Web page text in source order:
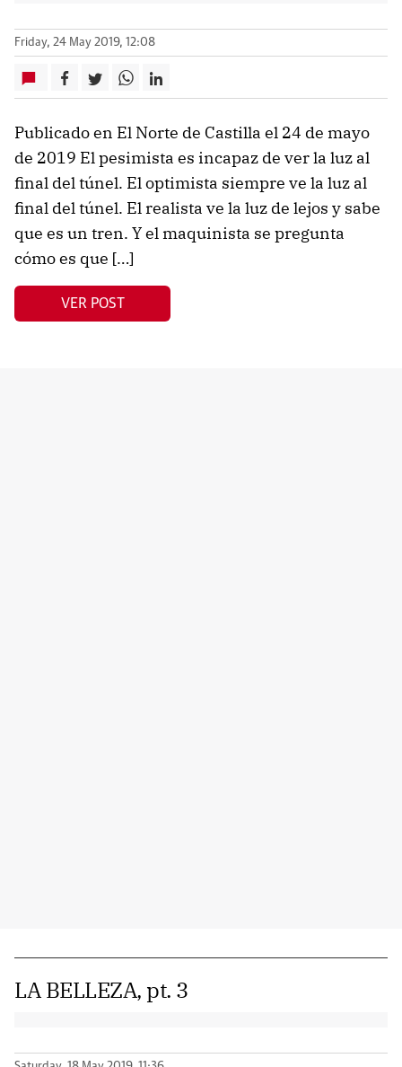
Friday, 24 May 2019, 12:08
Publicado en El Norte de Castilla el 24 de mayo
de 2019 El pesimista es incapaz de ver la luz al
final del túnel. El optimista siempre ve la luz al
final del túnel. El realista ve la luz de lejos y sabe
que es un tren. Y el maquinista se pregunta
cómo es que […]
VER POST
LA BELLEZA, pt. 3